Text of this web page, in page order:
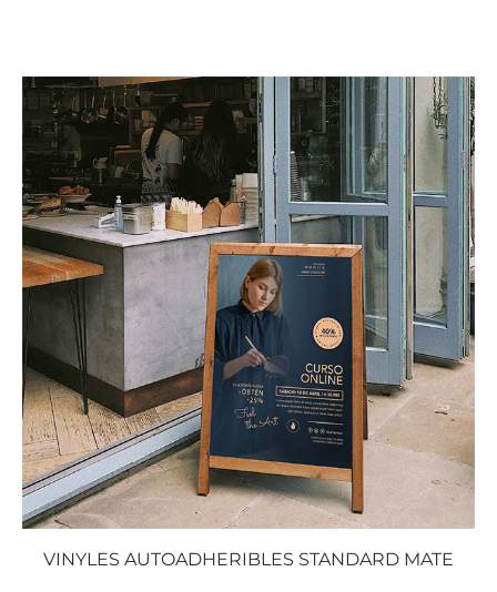
VINYLES AUTOADHERIBLES STANDARD MATE